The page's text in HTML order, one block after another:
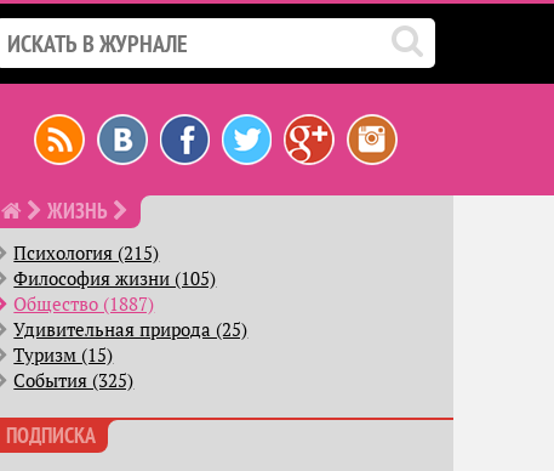
ЖИЗНЬ
Психология (215)
Философия жизни (105)
Общество (1887)
Удивительная природа (25)
Туризм (15)
События (325)
ПОДПИСКА